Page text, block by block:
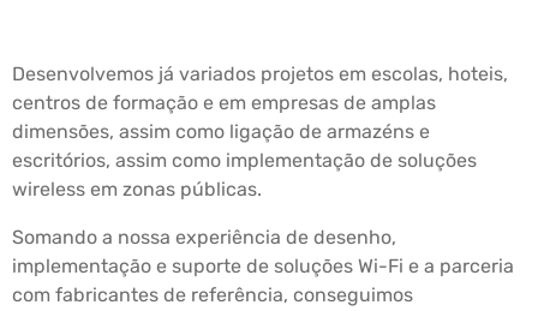
Desenvolvemos já variados projetos em escolas, hoteis,
centros de formação e em empresas de amplas
dimensões, assim como ligação de armazéns e
escritórios, assim como implementação de soluções
wireless em zonas públicas.
Somando a nossa experiência de desenho,
implementação e suporte de soluções Wi-Fi e a parceria
com fabricantes de referência, conseguimos